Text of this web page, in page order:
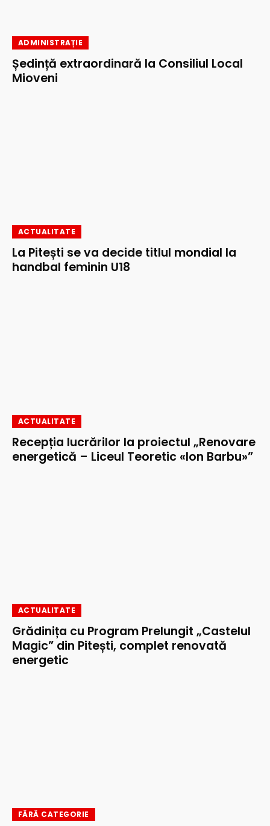
ADMINISTRAȚIE
Ședință extraordinară la Consiliul Local
Mioveni
ACTUALITATE
La Pitești se va decide titlul mondial la
handbal feminin U18
ACTUALITATE
Recepția lucrărilor la proiectul „Renovare
energetică – Liceul Teoretic «Ion Barbu»”
ACTUALITATE
Grădinița cu Program Prelungit „Castelul
Magic” din Pitești, complet renovată
energetic
FĂRĂ CATEGORIE